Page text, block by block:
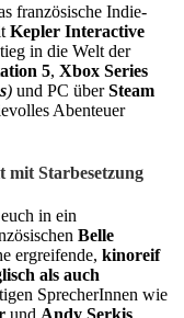
französische Indie-
Kepler Interactive
in die Welt der
5, Xbox Series
) und PC überSteam
Abenteuer
mit Starbesetzung
in ein
Belle
ergreifende, kinoreif
als auch
SprecherInnen wie